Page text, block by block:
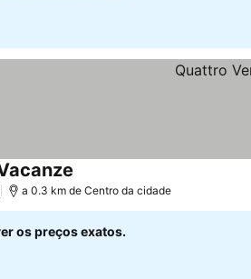
a 0.3 km de Centro da cidade
os preços exatos.